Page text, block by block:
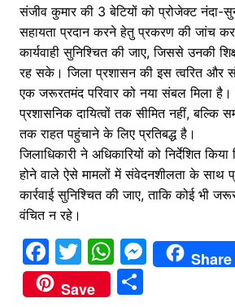
संजीव कुमार की 3 बेटियों को प्रोजेक्ट नंदा-
सहायता प्रदान करने हेतु प्रकरण की जांच
कार्यवाही सुनिश्चित की जाए, जिससे उनकी
रह सके। जिला प्रशासन की इस त्वरित और
एक जरूरतमंद परिवार को नया संबल मिला
प्रशासनिक दायित्वों तक सीमित नहीं, बल्कि
तक राहत पहुंचाने के लिए प्रतिबद्ध है।
जिलाधिकारी ने अधिकारियों को निर्देशित
होने वाले ऐसे मामलों में संवेदनशीलता के साथ
कार्रवाई सुनिश्चित की जाए, ताकि कोई भी
वंचित न रहे।
F
a
T
w
W
h
M
e
Share
Save
S